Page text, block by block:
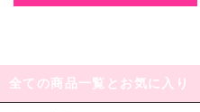
全ての商品一覧とお気に入り